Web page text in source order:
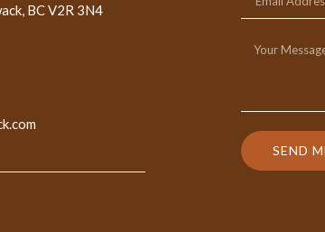
BC V2R 3N4
SEND